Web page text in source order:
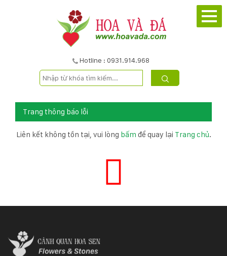
Hotline : 0931.914.968
KỸ
Trang thông báo lỗi
Liên kết không tồn tại, vui lòng bấm để quay lại Trang chủ.